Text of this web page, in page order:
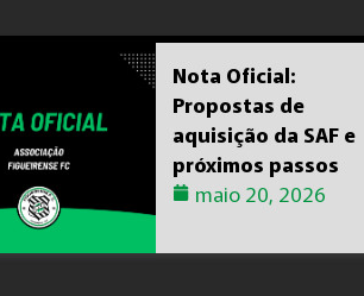
Nota Oficial:
Propostas de
aquisição da SAF e
próximos passos
maio 20, 2026